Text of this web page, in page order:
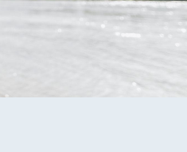
Professionisti sanitari